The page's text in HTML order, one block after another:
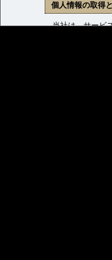
個人情報の取得
当社は、サービス